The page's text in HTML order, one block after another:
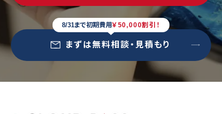
まずは無料相談・見積もり
8/31まで初期費用￥50,000割引！